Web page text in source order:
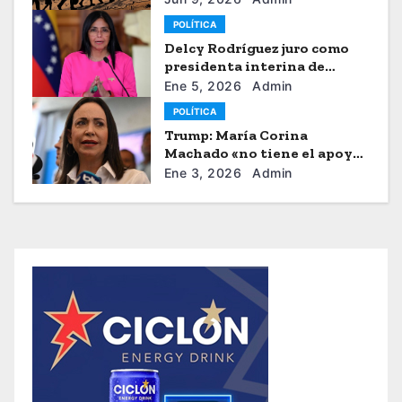
POLÍTICA
Delcy Rodríguez juro como
presidenta interina de
Venezuela
Ene 5, 2026 Admin
POLÍTICA
Trump: María Corina
Machado «no tiene el apoyo»
para dirigir Venezuela
Ene 3, 2026 Admin